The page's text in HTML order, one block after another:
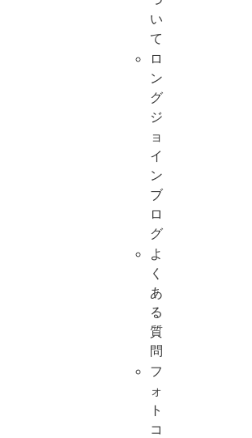
い
て
ロ
ン
グ
ジ
ョ
イ
ン
ブ
ロ
グ
よ
く
あ
る
質
問
フ
ォ
ト
コ